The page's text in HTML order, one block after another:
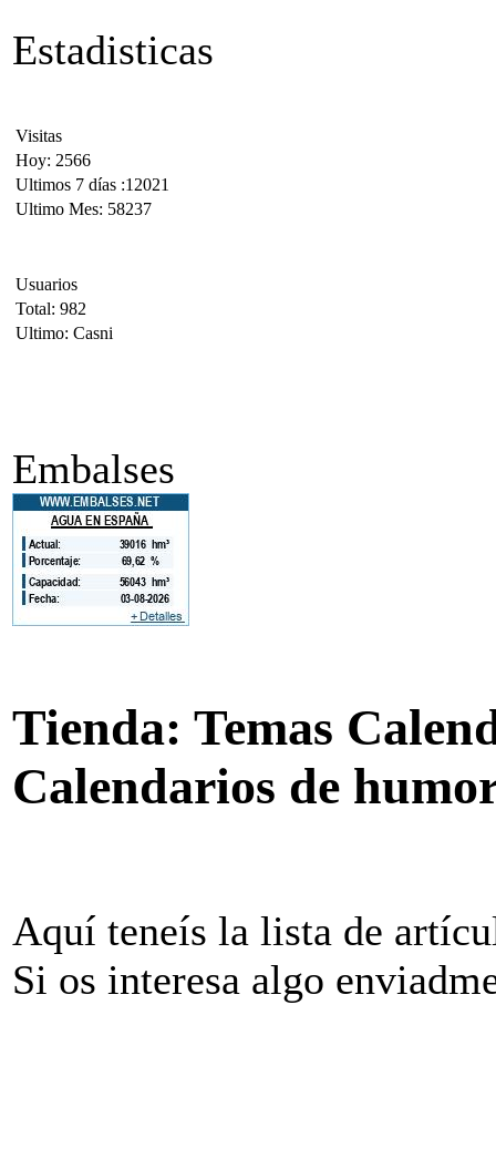
Estadisticas
Visitas
Hoy: 2566
Ultimos 7 días :12021
Ultimo Mes: 58237
Usuarios
Total: 982
Ultimo: Casni
Embalses
Tienda: Temas
Calendarios de
Aquí teneís la lista de
Si os interesa algo